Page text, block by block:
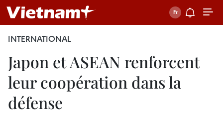
INTERNATIONAL
Japon et ASEAN renforcent
leur coopération dans la
défense